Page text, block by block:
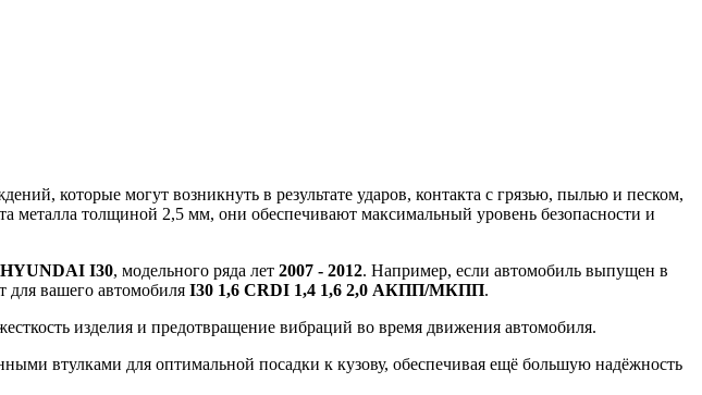
которые могут возникнуть в результате ударов, контакта с грязью, пылью и песком,
металла толщиной 2,5 мм, они обеспечивают максимальный уровень безопасности и
HYUNDAI I30, модельного ряда лет 2007 - 2012. Например, если автомобиль выпущен в
для вашего автомобиля I30 1,6 CRDI 1,4 1,6 2,0 АКПП/МКПП.
изделия и предотвращение вибраций во время движения автомобиля.
втулками для оптимальной посадки к кузову, обеспечивая ещё большую надёжность